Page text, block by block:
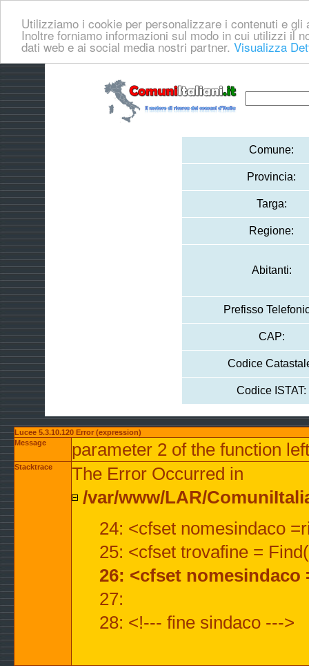
Utilizziamo i cookie per personalizzare i contenuti e
Inoltre forniamo informazioni sul modo in cui utilizzi il
dati web e ai social media nostri partner. Visualizza
Comune:
Provincia:
Targa:
Regione:
Abitanti:
Prefisso
CAP:
Codice
Codice ISTAT:
Lucee 5.3.10.120 Error (expression)
Message
parameter 2 of the function
Stacktrace
The Error Occurred in
/var/www/LAR/
24: <cfset nomesindaco
25: <cfset trovafine =
26: <cfset
27:
28: <!--- fine sindaco --->